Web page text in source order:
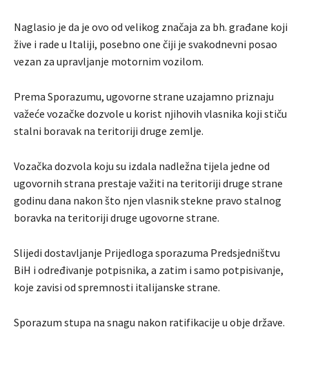
Naglasio je da je ovo od velikog značaja za bh. građane koji
žive i rade u Italiji, posebno one čiji je svakodnevni posao
vezan za upravljanje motornim vozilom.
Prema Sporazumu, ugovorne strane uzajamno priznaju
važeće vozačke dozvole u korist njihovih vlasnika koji stiču
stalni boravak na teritoriji druge zemlje.
Vozačka dozvola koju su izdala nadležna tijela jedne od
ugovornih strana prestaje važiti na teritoriji druge strane
godinu dana nakon što njen vlasnik stekne pravo stalnog
boravka na teritoriji druge ugovorne strane.
Slijedi dostavljanje Prijedloga sporazuma Predsjedništvu
BiH i određivanje potpisnika, a zatim i samo potpisivanje,
koje zavisi od spremnosti italijanske strane.
Sporazum stupa na snagu nakon ratifikacije u obje države.